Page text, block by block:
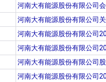
河南大有能源股份有限公司
河南大有能源股份有限公司
河南大有能源股份有限公司
河南大有能源股份有限公司
河南大有能源股份有限公司
河南大有能源股份有限公司